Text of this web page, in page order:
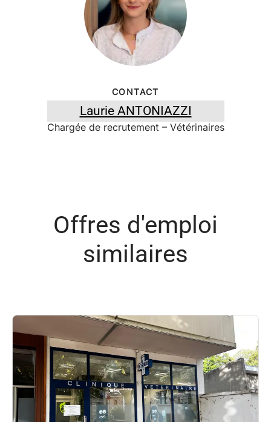
CONTACT
Laurie ANTONIAZZI
Chargée de recrutement – Vétérinaires
Offres d'emploi
similaires